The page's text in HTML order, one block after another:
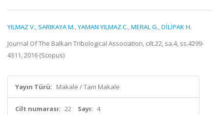
YILMAZ V., SARIKAYA M.,YAMAN YILMAZ C.,MERAL G.,DİLİPAK H.
Journal Of The Balkan Tribological Association, cilt.22, sa.4, ss.4299-
4311, 2016 (Scopus)
Yayın Türü: Makale / Tam Makale
Cilt numarası: 22 Sayı: 4